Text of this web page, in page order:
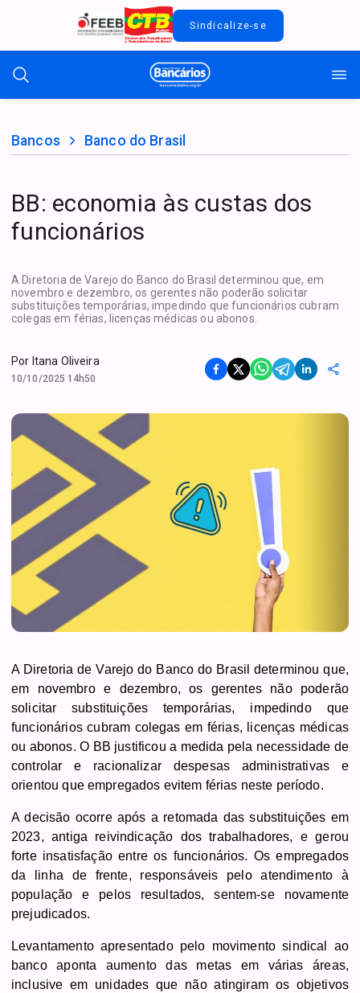
Sindicalize-se
Bancos Banco do Brasil
BB: economia às custas dos
funcionários
A Diretoria de Varejo do Banco do Brasil determinou que, em
novembro e dezembro, os gerentes não poderão solicitar
substituições temporárias, impedindo que funcionários cubram
colegas em férias, licenças médicas ou abonos.
Por Itana Oliveira
10/10/2025 14h50
A Diretoria de Varejo do Banco do Brasil determinou que,
em novembro e dezembro, os gerentes não poderão
solicitar substituições temporárias, impedindo que
funcionários cubram colegas em férias, licenças médicas
ou abonos. O BB justificou a medida pela necessidade de
controlar e racionalizar despesas administrativas e
orientou que empregados evitem férias neste período.
A decisão ocorre após a retomada das substituições em
2023, antiga reivindicação dos trabalhadores, e gerou
forte insatisfação entre os funcionários. Os empregados
da linha de frente, responsáveis pelo atendimento à
população e pelos resultados, sentem-se novamente
prejudicados.
Levantamento apresentado pelo movimento sindical ao
banco aponta aumento das metas em várias áreas,
inclusive em unidades que não atingiram os objetivos